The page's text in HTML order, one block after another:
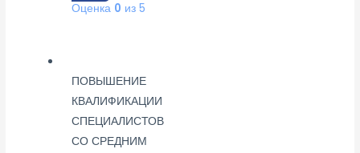
Оценка 0 из 5
ПОВЫШЕНИЕ
КВАЛИФИКАЦИИ
СПЕЦИАЛИСТОВ
СО СРЕДНИМ